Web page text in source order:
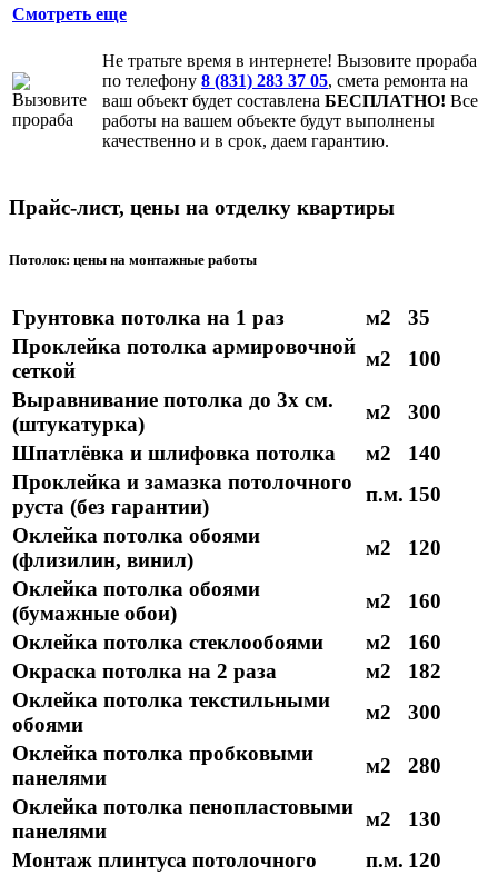
Смотреть еще
Не тратьте время в интернете! Вызовите прораба
по телефону 8 (831) 283 37 05, смета ремонта на
ваш объект будет составлена БЕСПЛАТНО! Все
работы на вашем объекте будут выполнены
качественно и в срок, даем гарантию.
Прайс-лист, цены на отделку квартиры
Потолок: цены на монтажные работы
Грунтовка потолка на 1 раз м2
35
Проклейка потолка армировочной
сеткой
м2
100
Выравнивание потолка до 3х см.
(штукатурка)
м2
300
Шпатлёвка и шлифовка потолка
м2
140
Проклейка и замазка потолочного
руста (без гарантии)
п.м. 150
Оклейка потолка обоями
(флизилин, винил)
м2
120
Оклейка потолка обоями
(бумажные обои)
м2
160
Оклейка потолка стеклообоями
м2
160
Окраска потолка на 2 раза
м2
182
Оклейка потолка текстильными
обоями
м2
300
Оклейка потолка пробковыми
панелями
м2
280
Оклейка потолка пенопластовыми
панелями
м2
130
Монтаж плинтуса потолочного
п.м. 120